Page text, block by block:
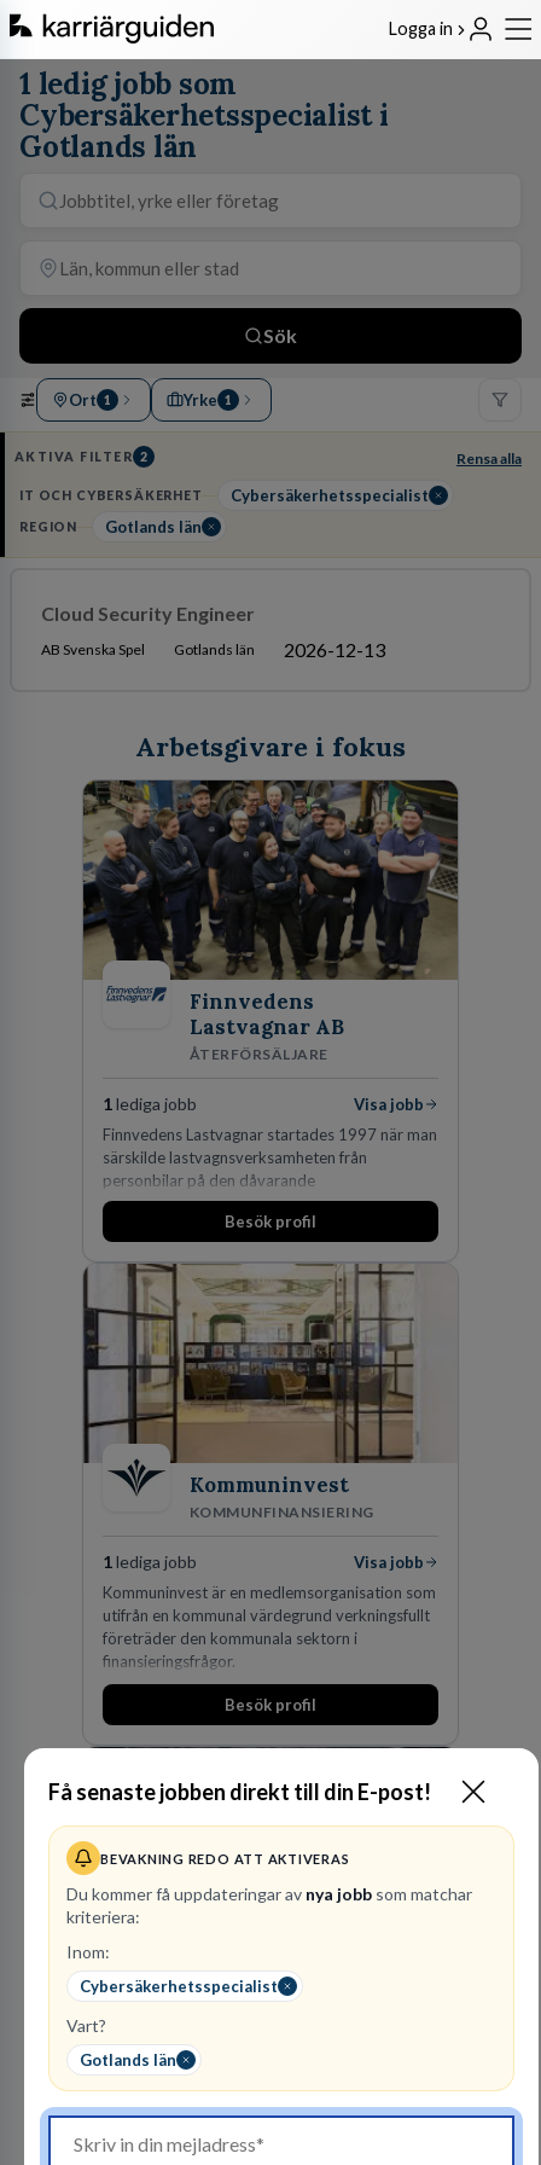
Logga in
Få senaste jobben direkt till din E-post!
BEVAKNING REDO ATT AKTIVERAS
Du kommer få uppdateringar av nya jobb som matchar
kriteriera:
Inom:
Cybersäkerhetsspecialist
Vart?
Gotlands län
1 ledig jobb som
Cybersäkerhetsspecialist i
Gotlands län
Sök
Ort 1 Yrke 1
AKTIVA FILTER 2 Rensa alla
IT OCH CYBERSÄKERHET Cybersäkerhetsspecialist
REGION Gotlands län
Cloud Security Engineer
AB Svenska Spel Gotlands län 2026-12-13
Arbetsgivare i fokus
Finnvedens
Lastvagnar AB
ÅTERFÖRSÄLJARE
1lediga jobb
Visa jobb
Finnvedens Lastvagnar startades 1997 när man
särskilde lastvagnsverksamheten från
personbilar på den dåvarande
huvudanläggningen i Värnamo. Sedan dess har
man expanderat kraftigt genom ett antal
den största privata återförsäljaren av Volvo
Lastvagnar och finns representerade på 20
orter i södra Sverige.
Besök profil
Kommuninvest
KOMMUNFINANSIERING
1lediga jobb
Visa jobb
Kommuninvest är en medlemsorganisation som
utifrån en kommunal värdegrund verkningsfullt
företräder den kommunala sektorn i
finansieringsfrågor.
Besök profil
Gulliksson AB
JURIDISK RÅDGIVNING
2lediga jobb
Vår kombination av immaterialrätt och
affärsjuridik gör oss till förstahandsvalet som
kunskapsintensiva och idédrivna företag. Vår